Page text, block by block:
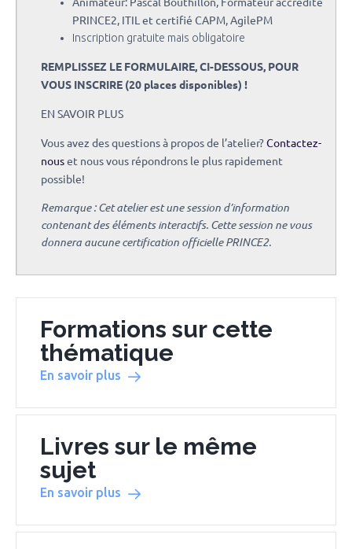
PRINCE2, ITIL et certifié CAPM, AgilePM
Inscription gratuite mais obligatoire
REMPLISSEZ LE FORMULAIRE, CI-DESSOUS, POUR
VOUS INSCRIRE (20 places disponibles) !
EN SAVOIR PLUS
Vous avez des questions à propos de l’atelier?Contactez-
nouset nous vous répondrons le plus rapidement
possible!
Remarque: Cet atelier est une session d’information
contenant des éléments interactifs. Cette session ne vous
donnera aucune certification officielle PRINCE2.
Formations sur cette
thématique
En savoir plus
Livres sur le même
sujet
En savoir plus